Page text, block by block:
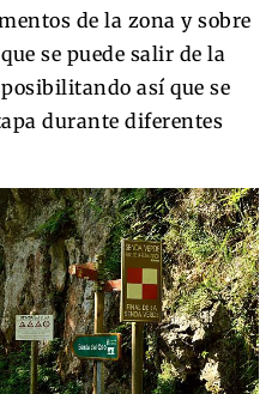
de la zona y sobre
se puede salir de la
así que se
durante diferentes